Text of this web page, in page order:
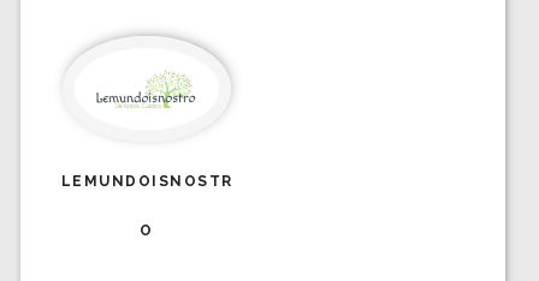
LEMUNDOISNOSTR
O